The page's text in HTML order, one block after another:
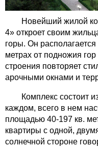
Новейший жилой
4» откроет своим
горы. Он
метрах от подножия
строения повторяет
арочными окнами и
Комплекс состоит
каждом, всего в нем
площадью 40-197 кв.
квартиры с одной,
солнечной стороне